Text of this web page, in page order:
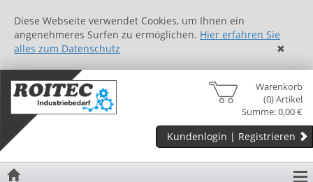
Diese Webseite verwendet Cookies, um Ihnen ein
angenehmeres Surfen zu ermöglichen. Hier erfahren Sie
alles zum Datenschutz
✖
Warenkorb
(0) Artikel
Summe: 0,00 €
Kundenlogin | Registrieren